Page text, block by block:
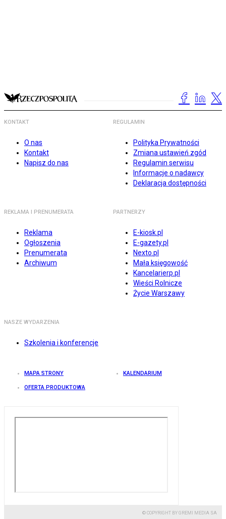
KONTAKT
O nas
Kontakt
Napisz do nas
REGULAMIN
Polityka Prywatności
Zmiana ustawień zgód
Regulamin serwisu
Informacje o nadawcy
Deklaracja dostępności
REKLAMA I PRENUMERATA
Reklama
Ogłoszenia
Prenumerata
Archiwum
PARTNERZY
E-kiosk.pl
E-gazety.pl
Nexto.pl
Mała księgowość
Kancelarierp.pl
Wieści Rolnicze
Życie Warszawy
NASZE WYDARZENIA
Szkolenia i konferencje
MAPA STRONY KALENDARIUM
OFERTA PRODUKTOWA
© COPYRIGHT BY GREMI MEDIA SA